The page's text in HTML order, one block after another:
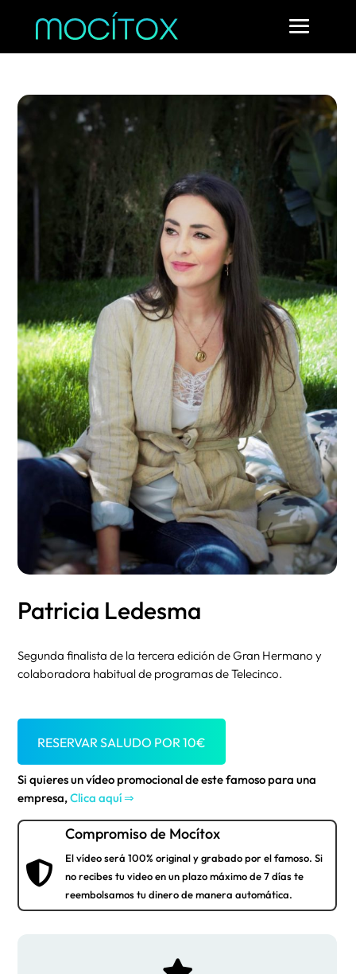
Patricia Ledesma
Segunda finalista de la tercera edición de Gran Hermano y
colaboradora habitual de programas de Telecinco.
RESERVAR SALUDO POR10€
Si quieres un vídeo promocional de este famoso para una
empresa,Clica aquí ⇒

Compromiso de Mocítox
El vídeo será 100% original y grabado por el famoso. Si
no recibes tu video en un plazo máximo de 7 días te
reembolsamos tu dinero de manera automática.